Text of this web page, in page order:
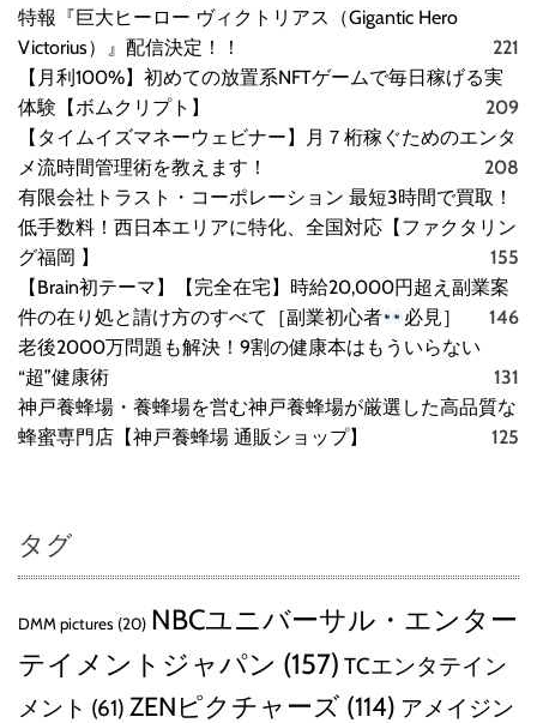
特報『巨大ヒーロー ヴィクトリアス（Gigantic Hero
Victorius）』配信決定！！
221
【月利100%】初めての放置系NFTゲームで毎日稼げる実
体験【ボムクリプト】
209
【タイムイズマネーウェビナー】月７桁稼ぐためのエンタ
メ流時間管理術を教えます！
208
有限会社トラスト・コーポレーション 最短3時間で買取！
低手数料！西日本エリアに特化、全国対応【ファクタリン
グ福岡 】
155
【Brain初テーマ】【完全在宅】時給20,000円超え副業案
件の在り処と請け方のすべて［副業初心者
必見］
146
老後2000万問題も解決！9割の健康本はもういらない
“超”健康術
131
神戸養蜂場・養蜂場を営む神戸養蜂場が厳選した高品質な
蜂蜜専門店【神戸養蜂場 通販ショップ】
125
タグ
DMM pictures (20) NBCユニバーサル・エンター
テイメントジャパン (157) TCエンタテイン
メント (61) ZENピクチャーズ (114) アメイジン